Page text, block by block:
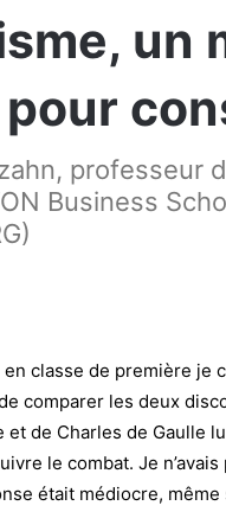
un
professeur
Business
classe de première je
comparer les deux
et de Charles de
le combat. Je
était médiocre,